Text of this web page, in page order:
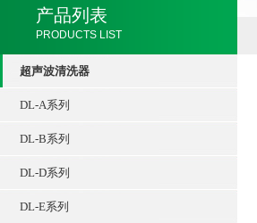
产品列表
PRODUCTS LIST
超声波清洗器
DL-A系列
DL-B系列
DL-D系列
DL-E系列